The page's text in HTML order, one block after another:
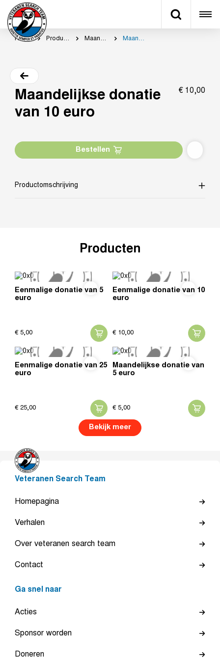
Home Productcategorie Maandelijks doneren Maandelijkse donatie van 10 euro
Maandelijkse donatie
van 10 euro
€ 10,00
Bestellen
Productomschrijving
Producten
Eenmalige donatie van 5
euro
€ 5,00
Eenmalige donatie van 10
euro
€ 10,00
Eenmalige donatie van 25
euro
€ 25,00
Maandelijkse donatie van
5 euro
€ 5,00
Bekijk meer
Veteranen Search Team
Homepagina
Verhalen
Over veteranen search team
Contact
Ga snel naar
Acties
Sponsor worden
Doneren